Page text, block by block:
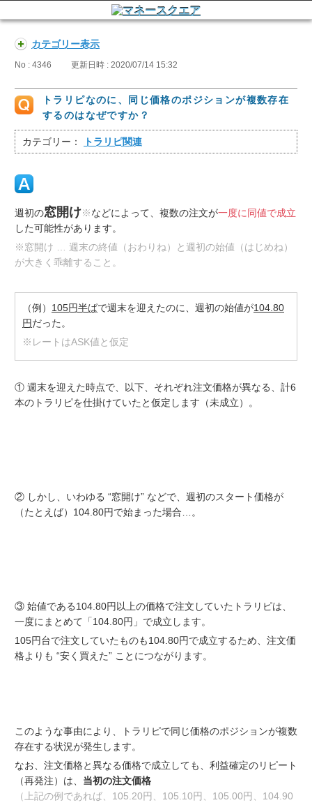
カテゴリー表示
No : 4346 更新日時 : 2020/07/14 15:32
トラリピなのに、同じ価格のポジションが複数存在
するのはなぜですか？
カテゴリー： トラリピ関連
週初の窓開け※などによって、複数の注文が一度に同値で成立
した可能性があります。
※窓開け … 週末の終値（おわりね）と週初の始値（はじめね）
が大きく乖離すること。
（例） 105円半ばで週末を迎えたのに、週初の始値が104.80
円だった。
※レートはASK値と仮定
① 週末を迎えた時点で、以下、それぞれ注文価格が異なる、計6
本のトラリピを仕掛けていたと仮定します（未成立）。
② しかし、いわゆる “窓開け” などで、週初のスタート価格が
（たとえば）104.80円で始まった場合…。
③ 始値である104.80円以上の価格で注文していたトラリピは、
一度にまとめて「104.80円」で成立します。
105円台で注文していたものも104.80円で成立するため、注文価
格よりも “安く買えた” ことにつながります。
このような事由により、トラリピで同じ価格のポジションが複数
存在する状況が発生します。
なお、注文価格と異なる価格で成立しても、利益確定のリピート
（再発注）は、 当初の注文価格
（上記の例であれば、105.20円、105.10円、105.00円、104.90